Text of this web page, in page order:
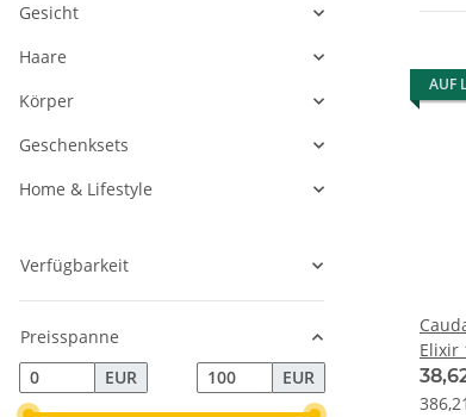
AUF
Elixir
Gesicht
Haare
Körper
Geschenksets
Home & Lifestyle
Verfügbarkeit
Preisspanne
EUR
EUR